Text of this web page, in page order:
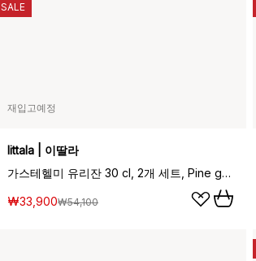
재입고예정
Iittala | 이딸라
가스테헬미 유리잔 30 cl, 2개 세트, Pine green
₩33,900₩54,100
SALE